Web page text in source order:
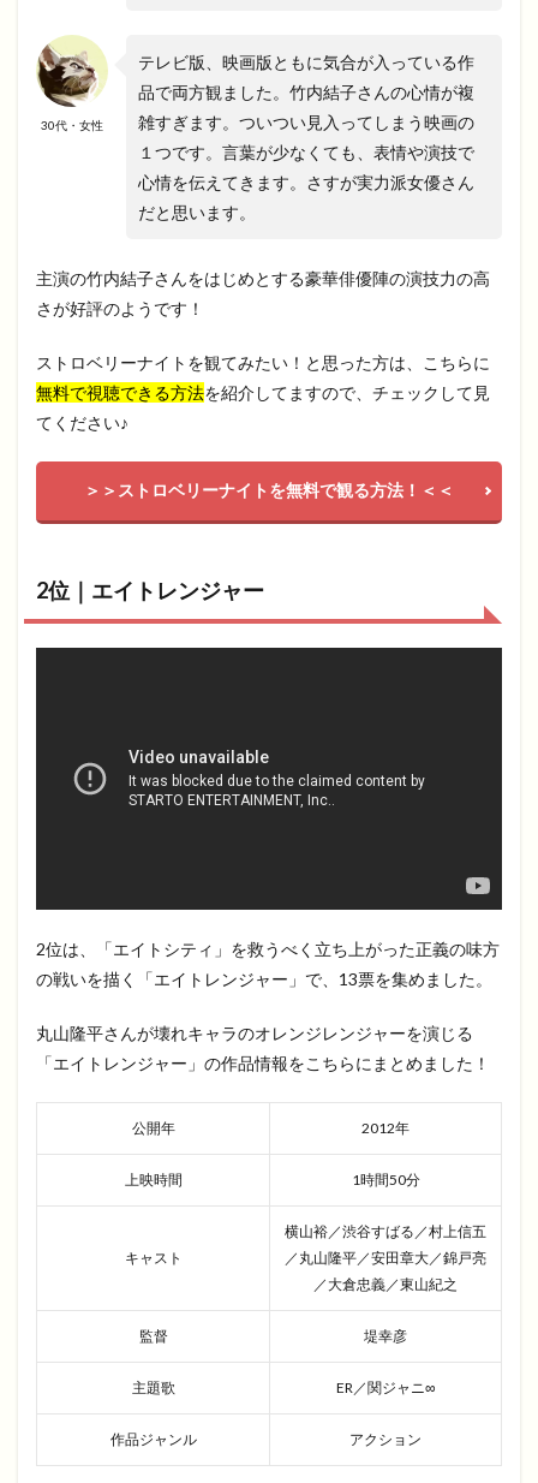
30代・女性
テレビ版、映画版ともに気合が入っている作
品で両方観ました。竹内結子さんの心情が複
雑すぎます。ついつい見入ってしまう映画の
１つです。言葉が少なくても、表情や演技で
心情を伝えてきます。さすが実力派女優さん
だと思います。
主演の竹内結子さんをはじめとする豪華俳優陣の演技力の高
さが好評のようです！
ストロベリーナイトを観てみたい！と思った方は、こちらに
無料で視聴できる方法を紹介してますので、チェックして見
てください♪
＞＞ストロベリーナイトを無料で観る方法！＜＜
2位｜エイトレンジャー
2位は、「エイトシティ」を救うべく立ち上がった正義の味方
の戦いを描く「エイトレンジャー」で、13票を集めました。
丸山隆平さんが壊れキャラのオレンジレンジャーを演じる
「エイトレンジャー」の作品情報をこちらにまとめました！
公開年 2012年
上映時間 1時間50分
キャスト
横山裕／渋谷すばる／村上信五
／丸山隆平／安田章大／錦戸亮
／大倉忠義／東山紀之
監督 堤幸彦
主題歌 ER／関ジャニ∞
作品ジャンル アクション